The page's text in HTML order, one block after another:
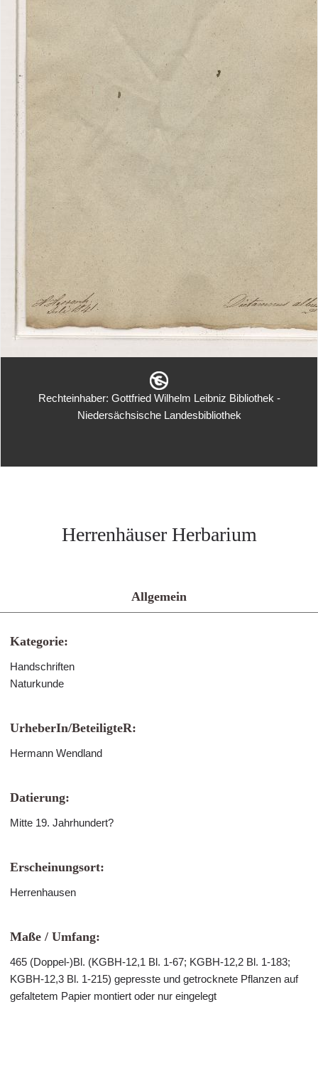
Rechteinhaber: Gottfried Wilhelm Leibniz Bibliothek -
Niedersächsische Landesbibliothek
Herrenhäuser Herbarium
Allgemein
Kategorie:
Handschriften
Naturkunde
UrheberIn/BeteiligteR:
Hermann Wendland
Datierung:
Mitte 19. Jahrhundert?
Erscheinungsort:
Herrenhausen
Maße / Umfang:
465 (Doppel-)Bl. (KGBH-12,1 Bl. 1-67; KGBH-12,2 Bl. 1-183;
KGBH-12,3 Bl. 1-215) gepresste und getrocknete Pflanzen auf
gefaltetem Papier montiert oder nur eingelegt